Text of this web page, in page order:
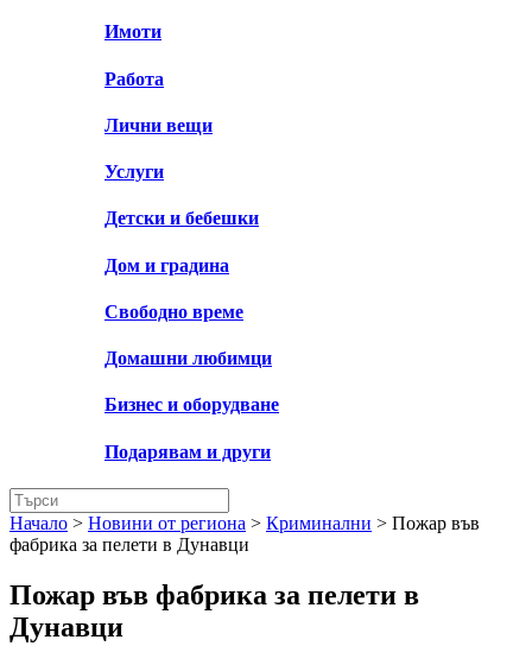
Имоти
Работа
Лични вещи
Услуги
Детски и бебешки
Дом и градина
Свободно време
Домашни любимци
Бизнес и оборудване
Подарявам и други
Начало > Новини от региона > Криминални > Пожар във
фабрика за пелети в Дунавци
Пожар във фабрика за пелети в
Дунавци